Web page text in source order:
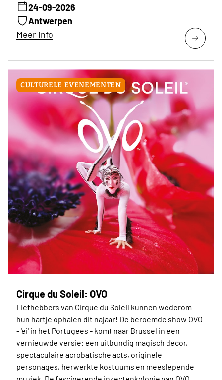
24-09-2026
Antwerpen
Meer info
CULTURELE EVENEMENTEN
Cirque du Soleil: OVO
Liefhebbers van Cirque du Soleil kunnen wederom
hun hartje ophalen dit najaar! De beroemde show OVO
- 'ei' in het Portugees - komt naar Brussel in een
vernieuwde versie: een uitbundig magisch decor,
spectaculaire acrobatische acts, originele
personages, herwerkte kostuums en meeslepende